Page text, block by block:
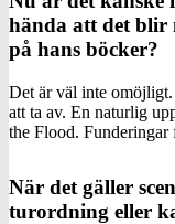
hända att det blir
på hans böcker?
Det är väl inte
att ta av. En naturlig
the Flood. Funderingar
När det gäller
turordning eller